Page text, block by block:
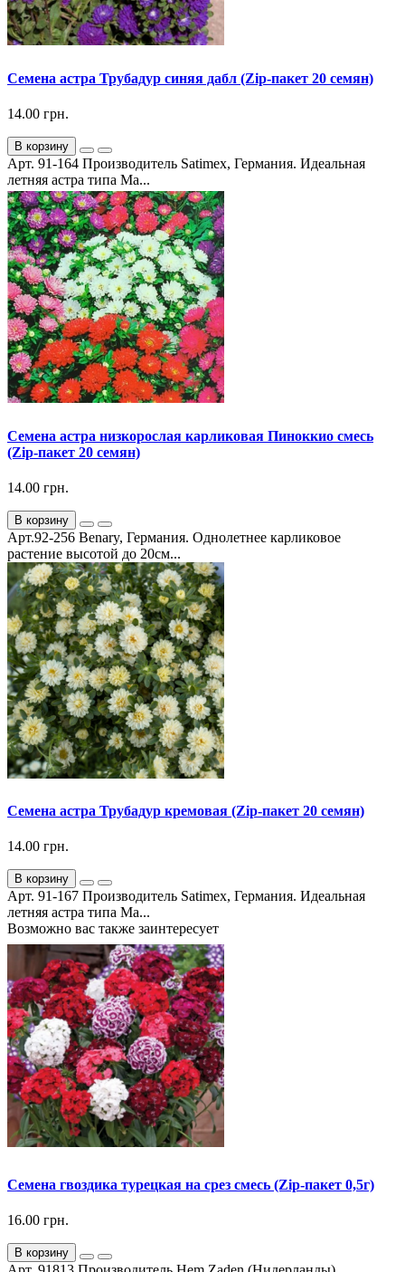
Семена астра Трубадур синяя дабл (Zip-пакет 20 семян)
14.00 грн.
В корзину
Арт. 91-164 Производитель Satimex, Германия. Идеальная
летняя астра типа Ма...
Семена астра низкорослая карликовая Пиноккио смесь
(Zip-пакет 20 семян)
14.00 грн.
В корзину
Арт.92-256 Benary, Германия. Однолетнее карликовое
растение высотой до 20см...
Семена астра Трубадур кремовая (Zip-пакет 20 семян)
14.00 грн.
В корзину
Арт. 91-167 Производитель Satimex, Германия. Идеальная
летняя астра типа Ма...
Возможно вас также заинтересует
Семена гвоздика турецкая на срез смесь (Zip-пакет 0,5г)
16.00 грн.
В корзину